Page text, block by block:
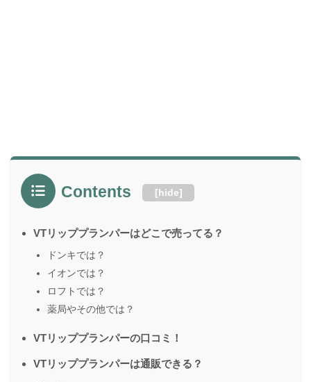
Contents [hide]
VTリッププランパーはどこで売ってる？
ドンキでは？
イオンでは？
ロフトでは？
薬局やその他では？
VTリッププランパーの口コミ！
VTリッププランパーは通販できる？